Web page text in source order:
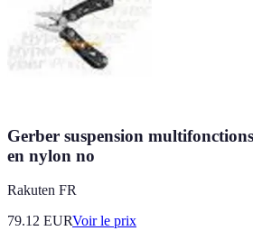
Gerber suspension
en nylon no
Rakuten FR
79.12 EURVoir le prix